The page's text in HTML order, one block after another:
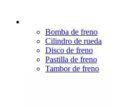
Bomba de freno
Cilindro de rueda
Disco de freno
Pastilla de freno
Tambor de freno